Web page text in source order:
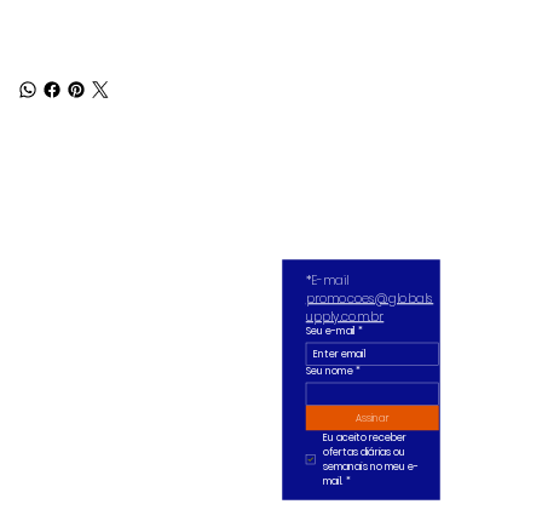
promocoes@globals
upply.com.br
Seu e-mail *
Seu nome *
Assinar
Eu aceito receber
ofertas diárias ou
semanais no meu e-
mail. *